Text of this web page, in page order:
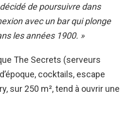
de poursuivre dans
avec un bar qui plonge
les années 1900. »
The Secrets (serveurs
cocktails, escape
sur 250 m², tend à ouvrir une